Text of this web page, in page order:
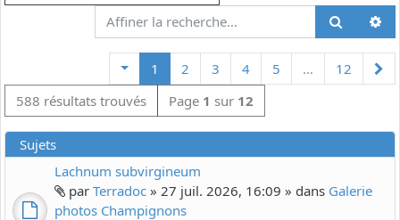
1 2 3 4 5 … 12
588 résultats trouvés
Page 1 sur 12
Sujets
Lachnum subvirgineum
par Terradoc » 27 juil. 2026, 16:09 » dans Galerie
photos Champignons